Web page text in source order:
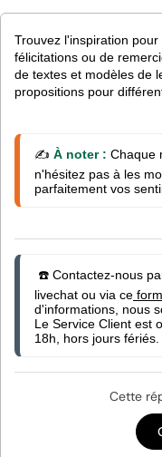
Trouvez l'inspiration
félicitations ou de
de textes et modèles de
propositions pour
✍️ À noter : Chaque
n'hésitez pas à les
parfaitement vos
☎️ Contactez-nous
livechat ou via ce
d'informations, nous
Le Service Client est
18h, hors jours fériés.
Cette